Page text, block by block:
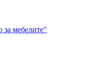
мебелите"